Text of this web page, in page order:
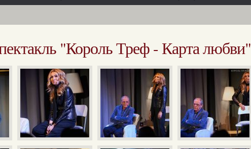
"Король Треф - Карта любви"